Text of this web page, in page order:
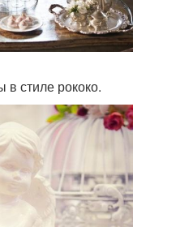
стиле рококо.